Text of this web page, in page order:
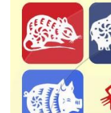
–
mit
sau